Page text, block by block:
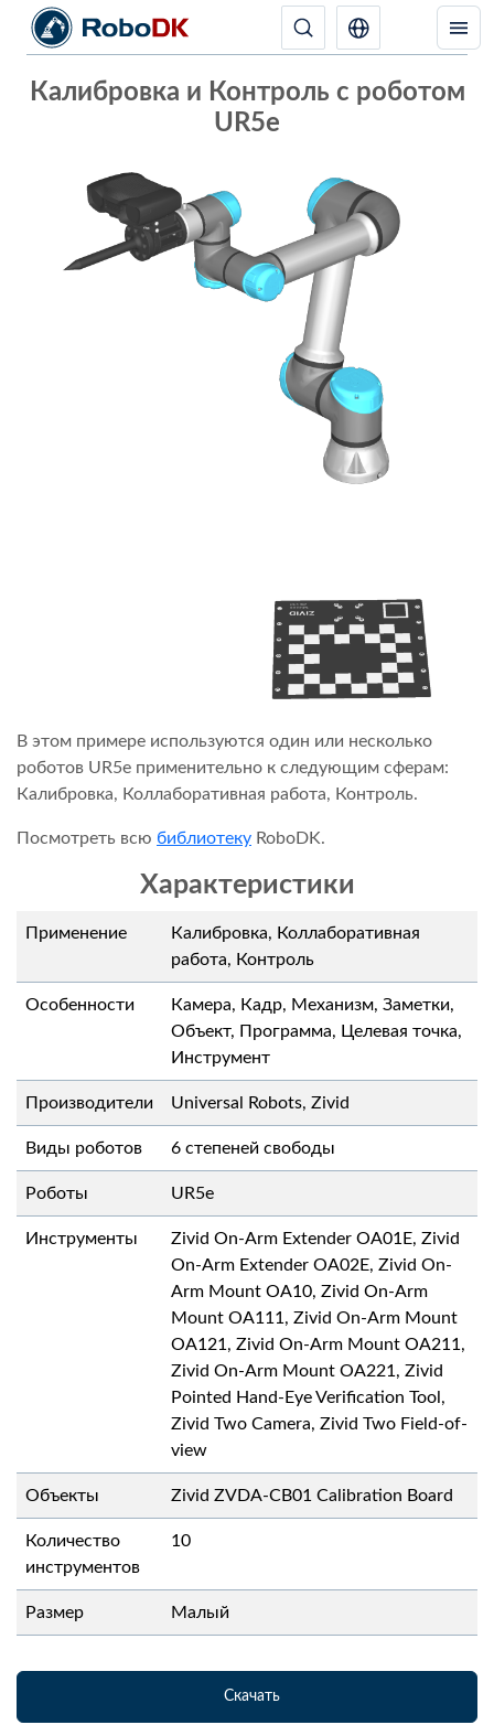
Калибровка и Контроль с роботом
UR5e
В этом примере используются один или несколько
роботов UR5e применительно к следующим сферам:
Калибровка, Коллаборативная работа, Контроль.
Посмотреть всю библиотеку RoboDK.
Характеристики
Применение
Калибровка, Коллаборативная
работа, Контроль
Особенности
Камера, Кадр, Механизм, Заметки,
Объект, Программа, Целевая точка,
Инструмент
Производители Universal Robots, Zivid
Виды роботов 6 степеней свободы
Роботы UR5e
Инструменты
Zivid On-Arm Extender OA01E, Zivid
On-Arm Extender OA02E, Zivid On-
Arm Mount OA10, Zivid On-Arm
Mount OA111, Zivid On-Arm Mount
OA121, Zivid On-Arm Mount OA211,
Zivid On-Arm Mount OA221, Zivid
Pointed Hand-Eye Verification Tool,
Zivid Two Camera, Zivid Two Field-of-
view
Объекты Zivid ZVDA-CB01 Calibration Board
Количество
инструментов
10
Размер Малый
Скачать